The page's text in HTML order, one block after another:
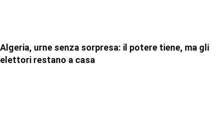
Algeria, urne senza sorpresa: il potere tiene, ma gli
elettori restano a casa